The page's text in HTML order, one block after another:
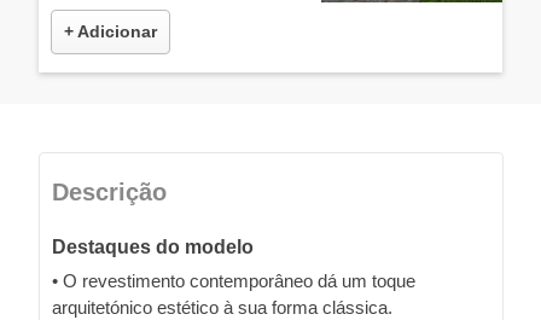
+ Adicionar
Descrição
Destaques do modelo
• O revestimento contemporâneo dá um toque
arquitetónico estético à sua forma clássica.